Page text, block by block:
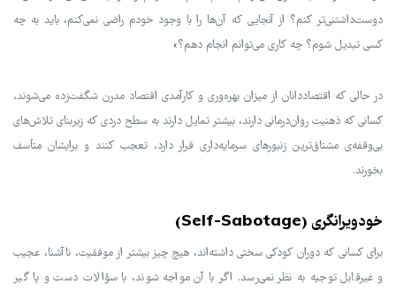
دوست‌داشتنی‌تر کنم؟ از آنجایی که آن‌ها را با وجود خودم راضی نمی‌کنم، باید به چه
کسی تبدیل شوم؟ چه کاری می‌توانم انجام دهم؟»
در حالی که اقتصاددانان از میزان بهره‌وری و کارآمدی اقتصاد مدرن شگفت‌زده می‌شوند،
کسانی که ذهنیت روان‌درمانی دارند، بیشتر تمایل دارند به سطح دردی که زیربنای تلاش‌های
بی‌وقفه‌ی مشتاق‌ترین زنبورهای سرمایه‌داری قرار دارد، تعجب کنند و برایشان متأسف
بخورند.
خودویرانگری (Self-Sabotage)
برای کسانی که دوران کودکی سختی داشته‌اند، هیچ چیز بیشتر از موفقیت، ناآشنا، عجیب
و غیرقابل توجیه به نظر نمی‌رسد. اگر با آن مواجه شوند، با سؤالات دست و پا گیر